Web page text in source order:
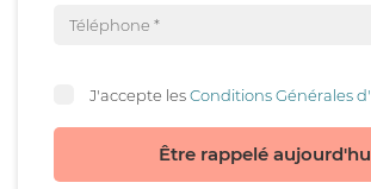
J'accepte lesConditions Générales
Être rappelé